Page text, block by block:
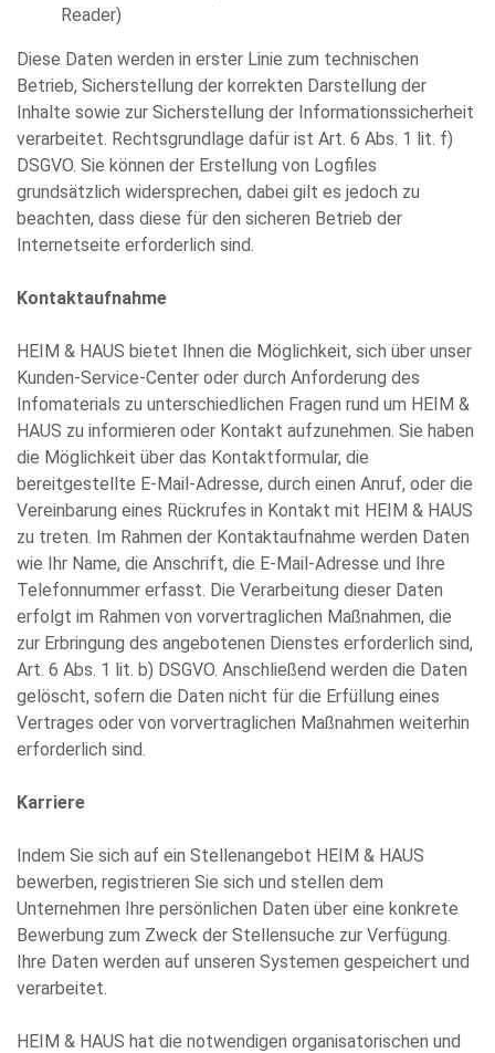
Reader)
Diese Daten werden in erster Linie zum technischen
Betrieb, Sicherstellung der korrekten Darstellung der
Inhalte sowie zur Sicherstellung der Informationssicherheit
verarbeitet. Rechtsgrundlage dafür ist Art. 6 Abs. 1 lit. f)
DSGVO. Sie können der Erstellung von Logfiles
grundsätzlich widersprechen, dabei gilt es jedoch zu
beachten, dass diese für den sicheren Betrieb der
Internetseite erforderlich sind.
Kontaktaufnahme
HEIM & HAUS bietet Ihnen die Möglichkeit, sich über unser
Kunden-Service-Center oder durch Anforderung des
Infomaterials zu unterschiedlichen Fragen rund um HEIM &
HAUS zu informieren oder Kontakt aufzunehmen. Sie haben
die Möglichkeit über das Kontaktformular, die
bereitgestellte E-Mail-Adresse, durch einen Anruf, oder die
Vereinbarung eines Rückrufes in Kontakt mit HEIM & HAUS
zu treten. Im Rahmen der Kontaktaufnahme werden Daten
wie Ihr Name, die Anschrift, die E-Mail-Adresse und Ihre
Telefonnummer erfasst. Die Verarbeitung dieser Daten
erfolgt im Rahmen von vorvertraglichen Maßnahmen, die
zur Erbringung des angebotenen Dienstes erforderlich sind,
Art. 6 Abs. 1 lit. b) DSGVO. Anschließend werden die Daten
gelöscht, sofern die Daten nicht für die Erfüllung eines
Vertrages oder von vorvertraglichen Maßnahmen weiterhin
erforderlich sind.
Karriere
Indem Sie sich auf ein Stellenangebot HEIM & HAUS
bewerben, registrieren Sie sich und stellen dem
Unternehmen Ihre persönlichen Daten über eine konkrete
Bewerbung zum Zweck der Stellensuche zur Verfügung.
Ihre Daten werden auf unseren Systemen gespeichert und
verarbeitet.
HEIM & HAUS hat die notwendigen organisatorischen und